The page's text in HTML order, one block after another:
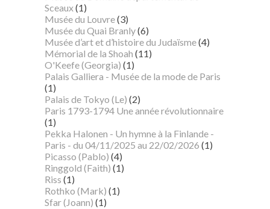
Sceaux(1)
Musée du Louvre(3)
Musée du Quai Branly(6)
Musée d’art et d’histoire du Judaïsme(4)
Mémorial de la Shoah (11)
O'Keefe (Georgia) (1)
Palais Galliera - Musée de la mode de Paris
(1)
Palais de Tokyo (Le) (2)
Paris 1793-1794 Une année révolutionnaire
(1)
Pekka Halonen - Un hymne à la Finlande -
Paris - du 04/11/2025 au 22/02/2026 (1)
Picasso (Pablo) (4)
Ringgold (Faith) (1)
Riss (1)
Rothko (Mark) (1)
Sfar (Joann) (1)